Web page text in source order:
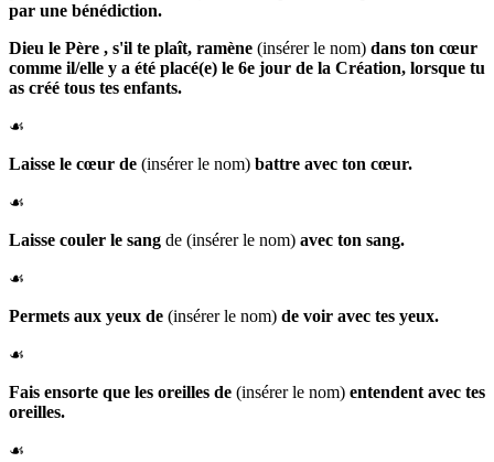
par une bénédiction.
Dieu le Père , s'il te plaît, ramène (insérer le nom) dans ton cœur
comme il/elle y a été placé(e) le 6e jour de la Création, lorsque tu
as créé tous tes enfants.
☙
Laisse le cœur de (insérer le nom) battre avec ton cœur.
☙
Laisse couler le sang de (insérer le nom) avec ton sang.
☙
Permets aux yeux de (insérer le nom) de voir avec tes yeux.
☙
Fais ensorte que les oreilles de (insérer le nom) entendent avec tes
oreilles.
☙